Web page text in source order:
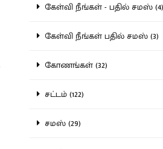
கேள்வி நீங்கள் - பதில் சமஸ் (4)
கேள்வி நீங்கள் பதில் சமஸ் (3)
கோணங்கள் (32)
சட்டம் (122)
சமஸ் (29)